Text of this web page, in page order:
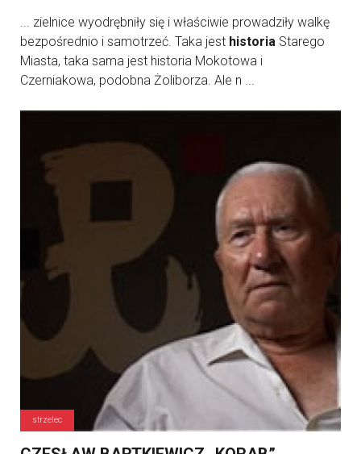
... zielnice wyodrębniły się i właściwie prowadziły walkę
bezpośrednio i samotrzeć. Taka jest historia Starego
Miasta, taka sama jest historia Mokotowa i
Czerniakowa, podobna Żoliborza. Ale n ...
strzelec